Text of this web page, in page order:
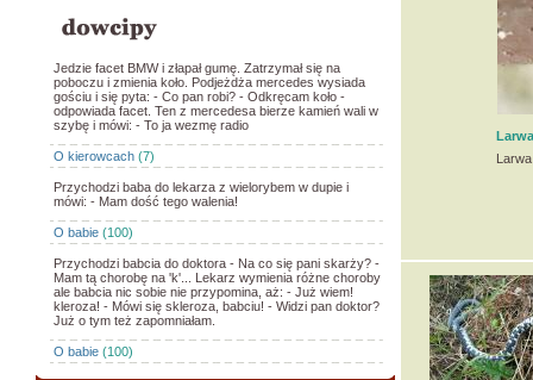
Jedzie facet BMW i złapał gumę. Zatrzymał się na
poboczu i zmienia koło. Podjeżdża mercedes wysiada
gościu i się pyta: - Co pan robi? - Odkręcam koło -
odpowiada facet. Ten z mercedesa bierze kamień wali w
szybę i mówi: - To ja wezmę radio
O kierowcach (7)
Przychodzi baba do lekarza z wielorybem w dupie i
mówi: - Mam dość tego walenia!
O babie (100)
Przychodzi babcia do doktora - Na co się pani skarży? -
Mam tą chorobę na 'k'... Lekarz wymienia różne choroby
ale babcia nic sobie nie przypomina, aż: - Już wiem!
kleroza! - Mówi się skleroza, babciu! - Widzi pan doktor?
Już o tym też zapomniałam.
O babie (100)